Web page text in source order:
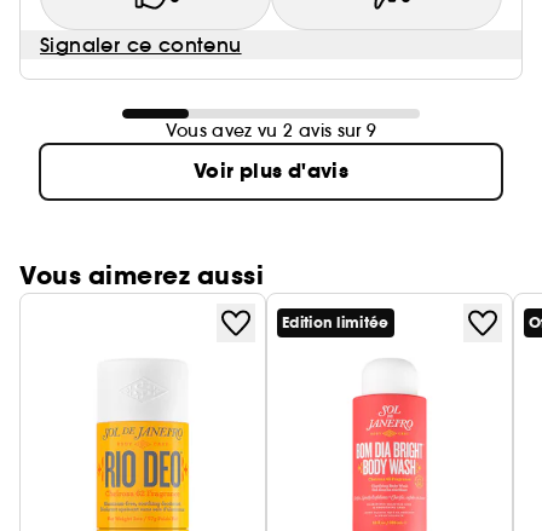
Signaler ce contenu
Vous avez vu 2 avis sur 9
Voir plus d'avis
Vous aimerez aussi
Edition limitée